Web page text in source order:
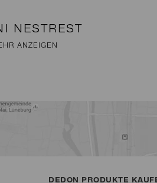
NESTREST
ANZEIGEN
DEDON PRODUKTE